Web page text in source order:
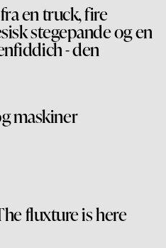
en truck, fire
stegepande og en
- den
maskiner
fluxture is here